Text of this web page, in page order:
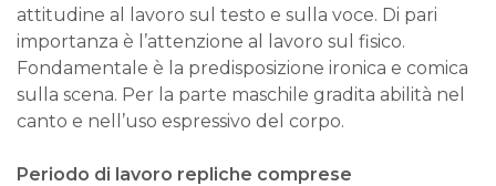
attitudine al lavoro sul testo e sulla voce. Di pari
importanza è l’attenzione al lavoro sul fisico.
Fondamentale è la predisposizione ironica e comica
sulla scena. Per la parte maschile gradita abilità nel
canto e nell’uso espressivo del corpo.
Periodo di lavoro repliche comprese